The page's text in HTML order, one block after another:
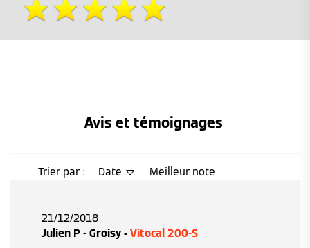
Avis et témoignages
Trier par : Date Meilleur note
21/12/2018
Julien P - Groisy - Vitocal 200-S